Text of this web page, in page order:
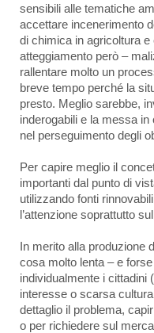
sensibili alle tematiche
accettare incenerimento
di chimica in agricoltura
atteggiamento però –
rallentare molto un
breve tempo perché la
presto. Meglio sarebbe,
inderogabili e la messa
nel perseguimento degli
Per capire meglio il
importanti dal punto di
utilizzando fonti
l’attenzione soprattutto
In merito alla produzione
cosa molto lenta – e
individualmente i cittadini
interesse o scarsa
dettaglio il problema,
o per richiedere sul